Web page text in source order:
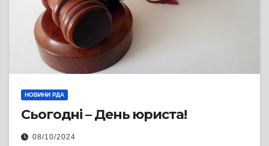
НОВИНИ РДА
Сьогодні – День юриста!
08/10/2024